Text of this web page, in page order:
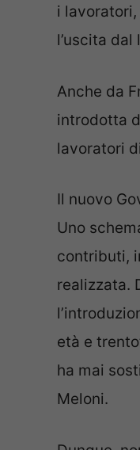
i
l’uscita dal
Anche da
introdotta
lavoratori
Il nuovo
Uno
contributi,
realizzata.
età e
ha mai
Meloni.